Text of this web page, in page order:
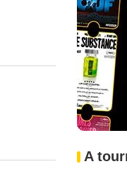
A